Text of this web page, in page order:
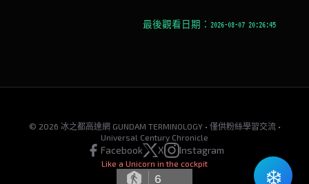
最後觀看日期：2026-08-07 20:26:45
❄️
© 2026 冰之都高達網 GUNDAM TERMINOLOGY • 僅供粉絲學習交流 •
Universal Century Chronicle
Facebook X Instagram
Like a Unicorn in the cockpit
6